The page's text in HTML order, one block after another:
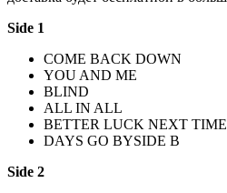
Side 1
COME BACK DOWN
YOU AND ME
BLIND
ALL IN ALL
BETTER LUCK NEXT TIME
DAYS GO BYSIDE B
Side 2